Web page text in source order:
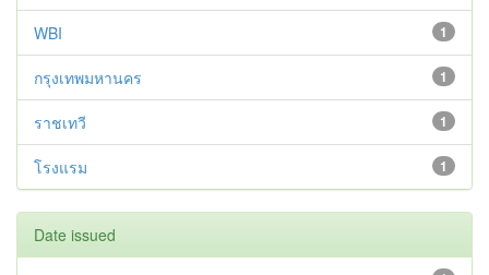
1
WBI
1
กรุงเทพมหานคร
1
ราชเทวี
1
โรงแรม
Date issued